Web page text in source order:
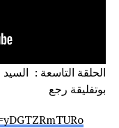
الحلقة التاسعة :
بوتفليقة رجع